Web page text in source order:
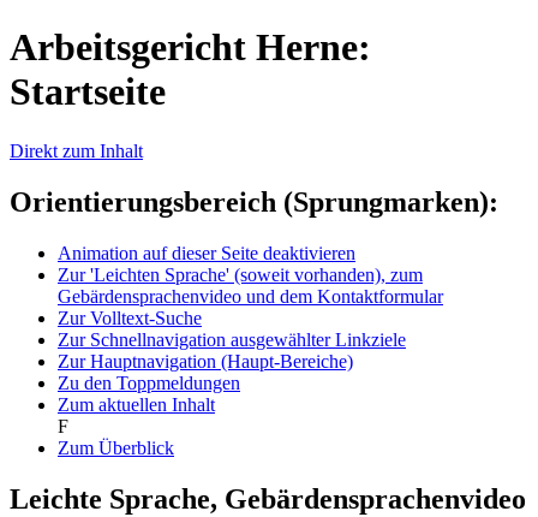
Arbeitsgericht Herne:
Startseite
Direkt zum Inhalt
Orientierungsbereich (Sprungmarken):
Animation auf dieser Seite deaktivieren
Zur 'Leichten Sprache' (soweit vorhanden), zum
Gebärdensprachenvideo und dem Kontaktformular
Zur Volltext-Suche
Zur Schnellnavigation ausgewählter Linkziele
Zur Hauptnavigation (Haupt-Bereiche)
Zu den Toppmeldungen
Zum aktuellen Inhalt
F
Zum Überblick
Leichte Sprache, Gebärdensprachenvideo